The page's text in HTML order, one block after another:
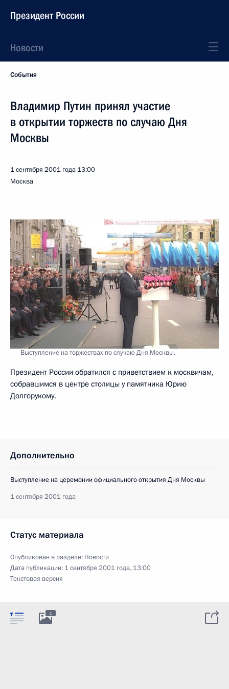
Президент России
Новости
События
Владимир Путин принял участие
в открытии торжеств по случаю Дня
Москвы
1 сентября 2001 года 13:00
Москва
Выступление на торжествах по случаю Дня Москвы.
Президент России обратился с приветствием к москвичам,
собравшимся в центре столицы у памятника Юрию
Долгорукому.
Дополнительно
Выступление на церемонии официального открытия Дня Москвы
1 сентября 2001 года
Статус материала
Опубликован в разделе: Новости
Дата публикации: 1 сентября 2001 года, 13:00
Текстовая версия
1